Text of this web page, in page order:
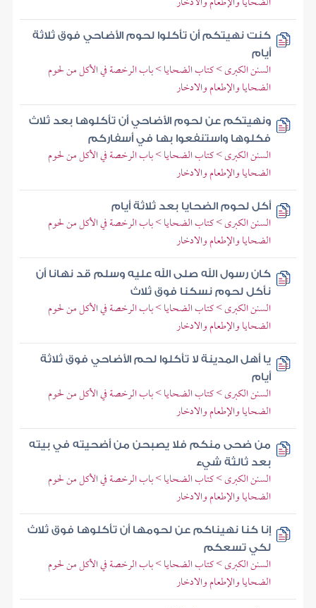
كنت نهيتكم أن تأكلوا لحوم الأضاحي فوق ثلاثة
أيام
السنن الكبرى > كتاب الضحايا > باب الرخصة في الأكل من لحوم
الضحايا والإطعام والادخار
ونهيتكم عن لحوم الأضاحي أن تأكلوها بعد ثلاث
فكلوها واستنفعوا بها في أسفاركم
السنن الكبرى > كتاب الضحايا > باب الرخصة في الأكل من لحوم
الضحايا والإطعام والادخار
أكل لحوم الضحايا بعد ثلاثة أيام
السنن الكبرى > كتاب الضحايا > باب الرخصة في الأكل من لحوم
الضحايا والإطعام والادخار
كان رسول الله صلى الله عليه وسلم قد نهانا أن
نأكل لحوم نسكنا فوق ثلاث
السنن الكبرى > كتاب الضحايا > باب الرخصة في الأكل من لحوم
الضحايا والإطعام والادخار
يا أهل المدينة لا تأكلوا لحم الأضاحي فوق ثلاثة
أيام
السنن الكبرى > كتاب الضحايا > باب الرخصة في الأكل من لحوم
الضحايا والإطعام والادخار
من ضحى منكم فلا يصبحن من أضحيته في بيته
بعد ثالثة شيء
السنن الكبرى > كتاب الضحايا > باب الرخصة في الأكل من لحوم
الضحايا والإطعام والادخار
إنا كنا نهيناكم عن لحومها أن تأكلوها فوق ثلاث
لكي تسعكم
السنن الكبرى > كتاب الضحايا > باب الرخصة في الأكل من لحوم
الضحايا والإطعام والادخار